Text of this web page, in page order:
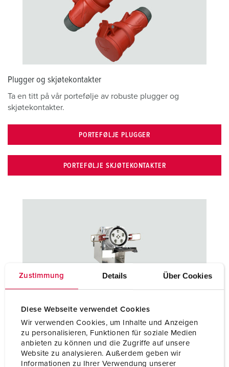
Zustimmung Details Über Cookies
Diese Webseite verwendet Cookies
Wir verwenden Cookies, um Inhalte und Anzeigen
zu personalisieren, Funktionen für soziale Medien
anbieten zu können und die Zugriffe auf unsere
Website zu analysieren. Außerdem geben wir
Informationen zu Ihrer Verwendung unserer
Plugger og skjøtekontakter
Ta en titt på vår portefølje av robuste plugger og
skjøtekontakter.
PORTEFØLJE PLUGGER
PORTEFØLJE SKJØTEKONTAKTER
Kontakter og uttak 160 A - 600 A
Våre spesielle kontakter og uttak for høystrøm gir løsninger
for opptil 600 A. Ta en titt på porteføljen vår:
KONTAKTER OG UTTAK 160 A - 600 A